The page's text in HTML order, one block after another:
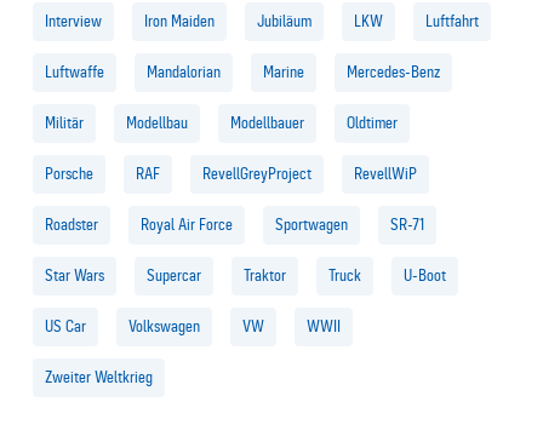
Interview Iron Maiden Jubiläum LKW Luftfahrt
Luftwaffe Mandalorian Marine Mercedes-Benz
Militär Modellbau Modellbauer Oldtimer
Porsche RAF RevellGreyProject RevellWiP
Roadster Royal Air Force Sportwagen SR-71
Star Wars Supercar Traktor Truck U-Boot
US Car Volkswagen VW WWII
Zweiter Weltkrieg